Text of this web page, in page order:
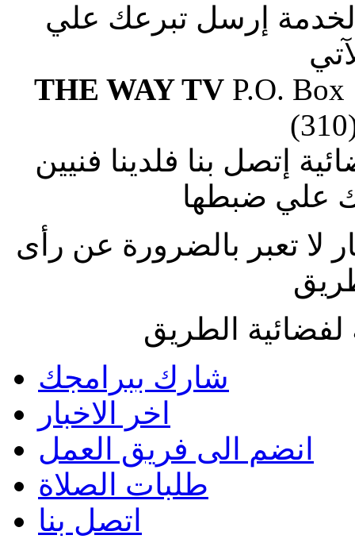
إرسل تبرعك علي
THE WAY TVP.O. Box
إتصل بنا فلدينا فنيين
علي ضبطها
لا تعبر بالضرورة عن رأى
الطريق
شارك ببرامجك
اخر الاخبار
انضم الى فريق العمل
طلبات الصلاة
اتصل بنا